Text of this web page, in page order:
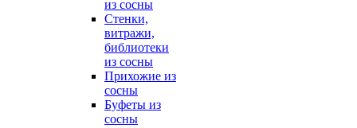
из сосны
Стенки,
витражи,
библиотеки
из сосны
Прихожие из
сосны
Буфеты из
сосны